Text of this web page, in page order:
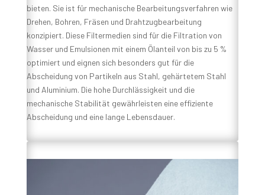
bieten. Sie ist für mechanische Bearbeitungsverfahren wie
Drehen, Bohren, Fräsen und Drahtzugbearbeitung
konzipiert. Diese Filtermedien sind für die Filtration von
Wasser und Emulsionen mit einem Ölanteil von bis zu 5 %
optimiert und eignen sich besonders gut für die
Abscheidung von Partikeln aus Stahl, gehärtetem Stahl
und Aluminium. Die hohe Durchlässigkeit und die
mechanische Stabilität gewährleisten eine effiziente
Abscheidung und eine lange Lebensdauer.